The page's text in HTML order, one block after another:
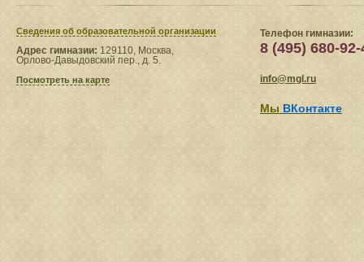
Сведения​ об образовательной организации
Адрес гимназии: 129110, Москва,
Орлово-Давыдовский пер., д. 5.
Посмотреть на карте
Телефон гимназии:
8 (495) 680-92-
info@mgl.ru
Мы ВКонтакте